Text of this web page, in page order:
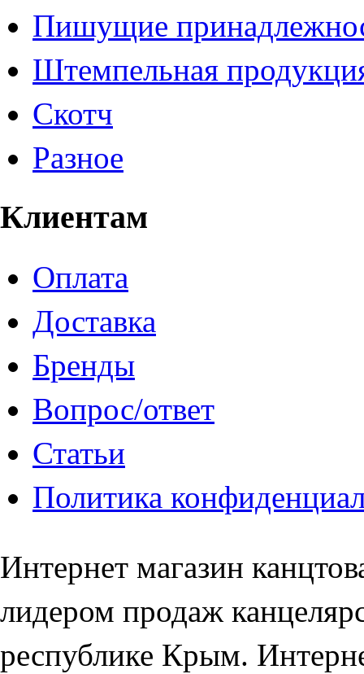
Пишущие
Штемпельная
Скотч
Разное
Клиентам
Оплата
Доставка
Бренды
Вопрос/ответ
Статьи
Политика
Интернет магазин
лидером продаж
республике Крым.